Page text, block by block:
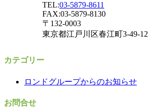
TEL:03-5879-8611
FAX:03-5879-8130
〒132-0003
東京都江戸川区春江町3-49-12
カテゴリー
ロンドグループからのお知らせ
お問合せ